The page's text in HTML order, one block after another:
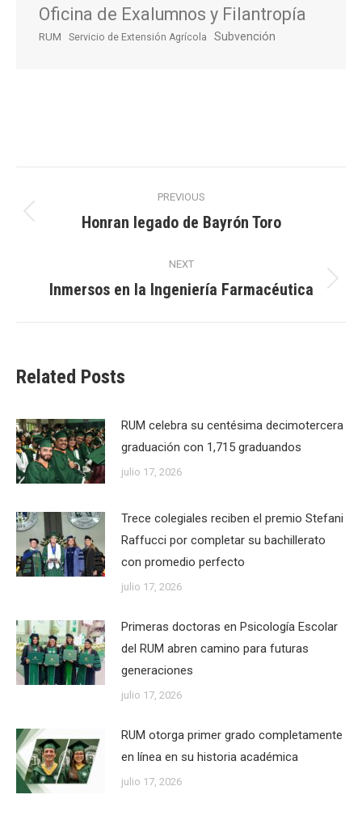
Oficina de Exalumnos y Filantropía
RUM Servicio de Extensión Agrícola Subvención
navigation
PREVIOUS
Previous
Honran legado de Bayrón Toro
NEXT
Next
Inmersos en la Ingeniería Farmacéutica
Related Posts
RUM celebra su centésima decimotercera
graduación con 1,715 graduandos
julio 17, 2026
Trece colegiales reciben el premio Stefani
Raffucci por completar su bachillerato
con promedio perfecto
julio 17, 2026
Primeras doctoras en Psicología Escolar
del RUM abren camino para futuras
generaciones
julio 17, 2026
RUM otorga primer grado completamente
en línea en su historia académica
julio 17, 2026